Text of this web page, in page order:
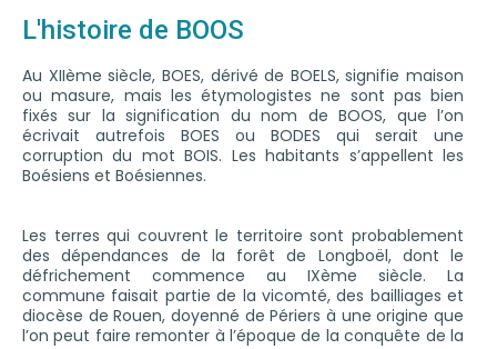
L'histoire de BOOS
Au XIIème siècle, BOES, dérivé de BOELS, signifie maison
ou masure, mais les étymologistes ne sont pas bien
fixés sur la signification du nom de BOOS, que l’on
écrivait autrefois BOES ou BODES qui serait une
corruption du mot BOIS. Les habitants s’appellent les
Boésiens et Boésiennes.
Les terres qui couvrent le territoire sont probablement
des dépendances de la forêt de Longboël, dont le
défrichement commence au IXème siècle. La
commune faisait partie de la vicomté, des bailliages et
diocèse de Rouen, doyenné de Périers à une origine que
l’on peut faire remonter à l’époque de la conquête de la